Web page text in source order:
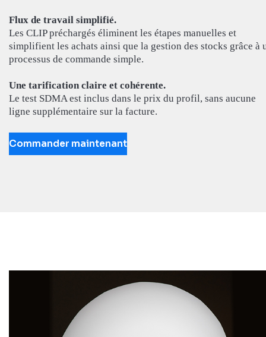
Flux de travail simplifié.
Les CLIP préchargés éliminent les étapes manuelles et
simplifient les achats ainsi que la gestion des stocks grâce à
processus de commande simple.
Une tarification claire et cohérente.
Le test SDMA est inclus dans le prix du profil, sans aucune
ligne supplémentaire sur la facture.
Commander maintenant